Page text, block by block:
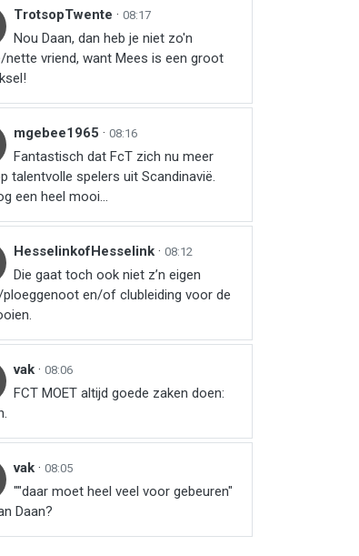
TrotsopTwente · 08:17
Nou Daan, dan heb je niet zo'n
nette vriend, want Mees is een groot
mgebee1965 · 08:16
Fantastisch dat FcT zich nu meer
talentvolle spelers uit Scandinavië.
een heel mooi...
HesselinkofHesselink · 08:12
Die gaat toch ook niet z’n eigen
ploeggenoot en/of clubleiding voor de
vak · 08:06
FCT MOET altijd goede zaken doen:
vak · 08:05
""daar moet heel veel voor gebeuren"
Daan?